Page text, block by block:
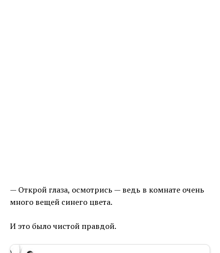
— Открой глаза, осмотрись — ведь в комнате очень
много вещей синего цвета.
И это было чистой правдой.